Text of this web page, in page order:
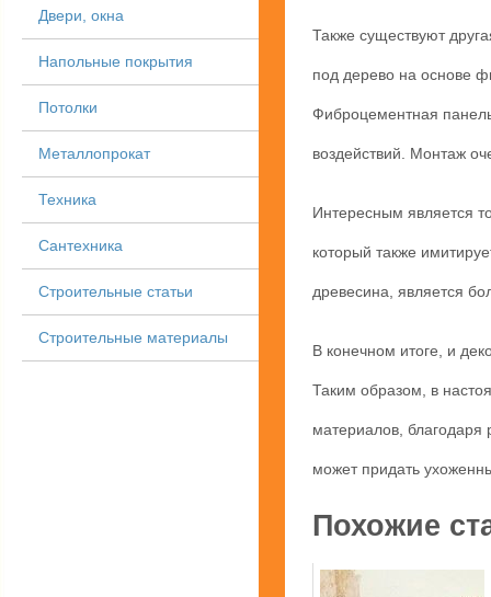
Двери, окна
Напольные покрытия
Потолки
Металлопрокат
Техника
Сантехника
Строительные статьи
Строительные материалы
Также существуют
под дерево на основе
Фиброцементная
воздействий. Монтаж
Интересным является
который также
древесина, является
В конечном итоге, и
Таким образом, в
материалов, благодаря
может придать
Похожие